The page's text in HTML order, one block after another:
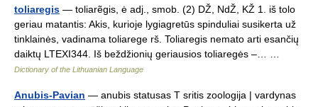
toliaregis — toliarẽgis, ė adj., smob. (2) DŽ, NdŽ, KŽ 1. iš tolo
geriau matantis: Akis, kurioje lygiagretūs spinduliai susikerta už
tinklainės, vadinama toliarege rš. Toliaregis nemato arti esančių
daiktų LTEXI344. Iš beždžionių geriausios toliaregės –… …
Dictionary of the Lithuanian Language
Anubis-Pavian — anubis statusas T sritis zoologija | vardynas